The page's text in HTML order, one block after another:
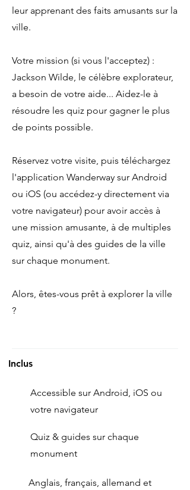
leur apprenant des faits amusants sur la
ville.
Votre mission (si vous l'acceptez) :
Jackson Wilde, le célèbre explorateur,
a besoin de votre aide... Aidez-le à
résoudre les quiz pour gagner le plus
de points possible.
Réservez votre visite, puis téléchargez
l'application Wanderway sur Android
ou iOS (ou accédez-y directement via
votre navigateur) pour avoir accès à
une mission amusante, à de multiples
quiz, ainsi qu'à des guides de la ville
sur chaque monument.
Alors, êtes-vous prêt à explorer la ville
?
Inclus
Accessible sur Android, iOS ou
votre navigateur
Quiz & guides sur chaque
monument
Anglais, français, allemand et